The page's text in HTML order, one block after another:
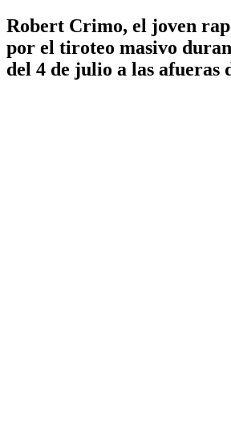
Robert Crimo, el joven
por el tiroteo masivo
del 4 de julio a las afueras